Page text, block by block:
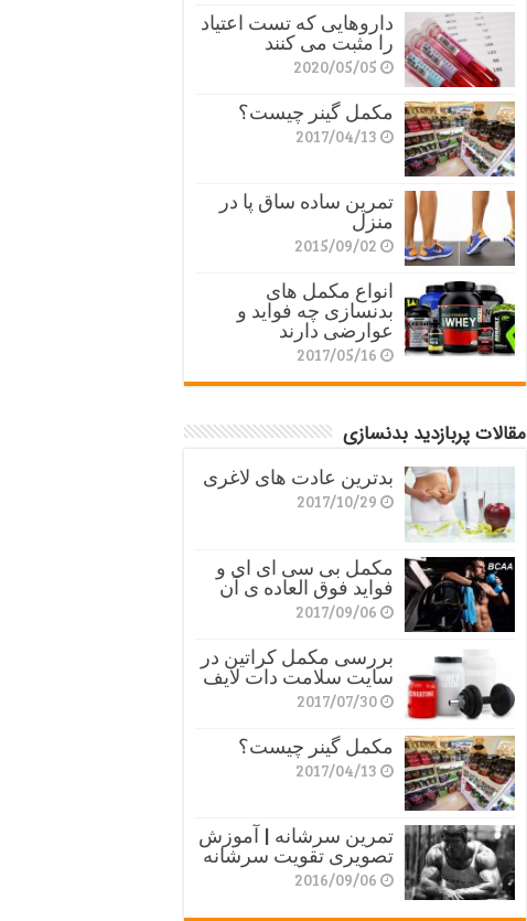
داروهایی که تست اعتیاد
را مثبت می کنند
2020/05/05
مکمل گینر چیست؟
2017/04/13
تمرین ساده ساق پا در
منزل
2015/09/02
انواع مکمل های
بدنسازی چه فواید و
عوارضی دارند
2017/05/16
مقالات پربازدید بدنسازی
بدترین عادت های لاغری
2017/10/29
مکمل بی سی ای ای و
فواید فوق العاده ی آن
2017/09/06
بررسی مکمل کراتین در
سایت سلامت دات لایف
2017/07/30
مکمل گینر چیست؟
2017/04/13
تمرین سرشانه | آموزش
تصویری تقویت سرشانه
2016/09/06